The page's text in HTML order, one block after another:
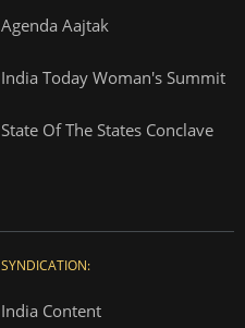
Agenda Aajtak
India Today Woman's Summit
State Of The States Conclave
SYNDICATION:
India Content